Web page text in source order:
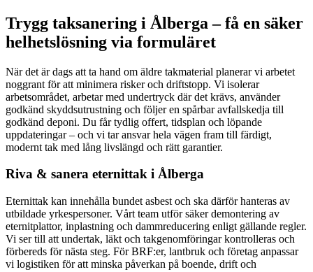
Trygg taksanering i Ålberga – få en säker
helhetslösning via formuläret
När det är dags att ta hand om äldre takmaterial planerar vi arbetet
noggrant för att minimera risker och driftstopp. Vi isolerar
arbetsområdet, arbetar med undertryck där det krävs, använder
godkänd skyddsutrustning och följer en spårbar avfallskedja till
godkänd deponi. Du får tydlig offert, tidsplan och löpande
uppdateringar – och vi tar ansvar hela vägen fram till färdigt,
modernt tak med lång livslängd och rätt garantier.
Riva & sanera eternittak i Ålberga
Eternittak kan innehålla bundet asbest och ska därför hanteras av
utbildade yrkespersoner. Vårt team utför säker demontering av
eternitplattor, inplastning och dammreducering enligt gällande regler.
Vi ser till att undertak, läkt och takgenomföringar kontrolleras och
förbereds för nästa steg. För BRF:er, lantbruk och företag anpassar
vi logistiken för att minska påverkan på boende, drift och